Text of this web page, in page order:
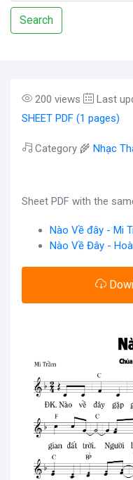
Search
200 views Last
SHEET PDF (1 pages)
Category 🌾 Nhạc
Sheet PDF with the
Nào Về đây - Mi
Nào Về Đây -